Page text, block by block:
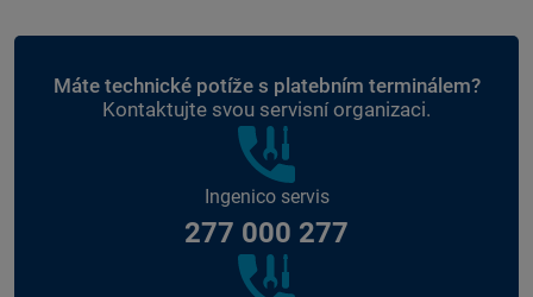
Máte technické potíže s platebním terminálem?
Kontaktujte svou servisní organizaci.
Ingenico servis
277 000 277